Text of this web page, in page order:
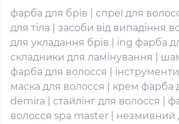
фарба для брів спреї для
для тіла
засоби від випадіння
для укладання брів
ing фарба
складники для ламінування
фарба для волосся
маска для волосся
крем фарба
demira
стайлінг для волосся
волосся spa master
незмивний